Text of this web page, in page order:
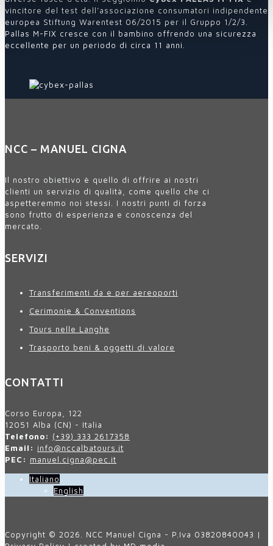
vincitore del test dell’associazione consumatori indipendente
europea Stiftung Warentest 06/2015 per il Gruppo 1/2/3.
Pallas M-FIX cresce con il bambino offrendo una sicurezza
eccellente per un periodo di circa 11 anni.
NCC – MANUEL CIGNA
Il nostro obiettivo è quello di offrire ai nostri
clienti un servizio di qualità, come quello che ci
aspetteremmo noi stessi. I nostri punti di forza
sono frutto di esperienza e conoscenza del
mercato.
SERVIZI
Transferimenti da e per aereoporti
Cerimonie & Conventions
Tours nelle Langhe
Trasporto beni & oggetti di valore
CONTATTI
Corso Europa, 122
12051 Alba (CN) - Italia
Telefono: (+39) 333 2617358
Email: info@nccalbatours.it
PEC: manuel.cigna@pec.it
Italiano
English
Copyright © 2026. NCC Manuel Cigna - P.Iva 03820840043 |